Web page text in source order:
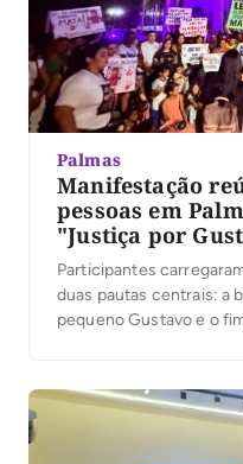
Palmas
Manifestação
pessoas em
"Justiça por
Participantes
duas pautas centrais: a
pequeno Gustavo e o